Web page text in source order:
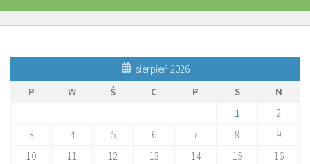
sierpień 2026
P
W Ś C P S
N
1
2
3
4 5 6 7 8
9
10
11 12 13 14 15
16